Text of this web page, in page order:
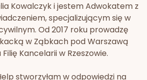
Kowalczyk i jestem Adwokatem z
specjalizującym się w
Od 2017 roku prowadzę
w Ząbkach pod Warszawą
Kancelarii w Rzeszowie.
stworzyłam w odpowiedzi na